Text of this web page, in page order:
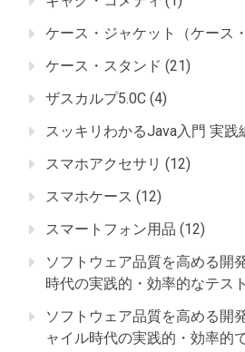
ケース・ジャケット（ケース
ケース・スタンド (21)
ザスカルプ5.0C (4)
スッキリわかるJava入門 実践
スマホアクセサリ (12)
スマホケース (12)
スマートフォン用品 (12)
ソフトウェア品質を高める開
時代の実践的・効率的なテス
ソフトウェア品質を高める開
ャイル時代の実践的・効率的